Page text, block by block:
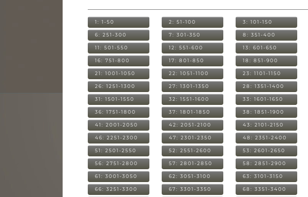
1: 1-50 2: 51-100 3: 101-150
6: 251-300 7: 301-350 8: 351-400
11: 501-550 12: 551-600 13: 601-650
16: 751-800 17: 801-850 18: 851-900
21: 1001-1050 22: 1051-1100 23: 1101-1150
26: 1251-1300 27: 1301-1350 28: 1351-1400
31: 1501-1550 32: 1551-1600 33: 1601-1650
36: 1751-1800 37: 1801-1850 38: 1851-1900
41: 2001-2050 42: 2051-2100 43: 2101-2150
46: 2251-2300 47: 2301-2350 48: 2351-2400
51: 2501-2550 52: 2551-2600 53: 2601-2650
56: 2751-2800 57: 2801-2850 58: 2851-2900
61: 3001-3050 62: 3051-3100 63: 3101-3150
66: 3251-3300 67: 3301-3350 68: 3351-3400